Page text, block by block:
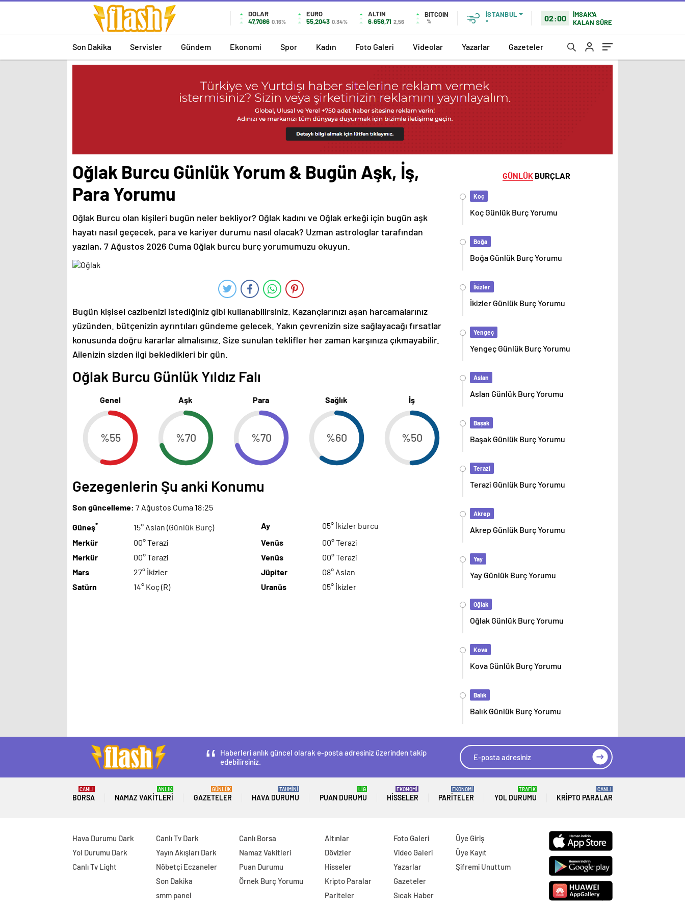
DOLAR
47,7086 0.16%
EURO
55,2043 0.34%
ALTIN
6.658,71 2,56
BITCOIN
%
İSTANBUL
°
02:00
İMSAK'A
KALAN SÜRE
Son Dakika Servisler Gündem Ekonomi Spor Kadın Foto Galeri Videolar Yazarlar Gazeteler
Oğlak Burcu Günlük Yorum & Bugün Aşk, İş,
Para Yorumu
Oğlak Burcu olan kişileri bugün neler bekliyor? Oğlak kadını ve Oğlak erkeği için bugün aşk
hayatı nasıl geçecek, para ve kariyer durumu nasıl olacak? Uzman astrologlar tarafından
yazılan, 7 Ağustos 2026 Cuma Oğlak burcu burç yorumumuzu okuyun.
Bugün kişisel cazibenizi istediğiniz gibi kullanabilirsiniz. Kazançlarınızı aşan harcamalarınız
yüzünden. bütçenizin ayrıntıları gündeme gelecek. Yakın çevrenizin size sağlayacağı fırsatlar
konusunda doğru kararlar almalısınız. Size sunulan teklifler her zaman karşınıza çıkmayabilir.
Ailenizin sizden ilgi bekledikleri bir gün.
Oğlak Burcu Günlük Yıldız Falı
Genel
%55
Aşk
%70
Para
%70
Sağlık
%60
İş
%50
Gezegenlerin Şu anki Konumu
Son güncelleme: 7 Ağustos Cuma 18:25
Güneş* 15° Aslan (Günlük Burç) Ay 05° İkizler burcu
Merkür
00° Terazi Venüs
00° Terazi
Merkür
00° Terazi Venüs
00° Terazi
Mars
27° İkizler Jüpiter
08° Aslan
Satürn
14° Koç (R) Uranüs 05° İkizler
GÜNLÜKBURÇLAR
Koç
Koç Günlük Burç Yorumu
Boğa
Boğa Günlük Burç Yorumu
İkizler
İkizler Günlük Burç Yorumu
Yengeç
Yengeç Günlük Burç Yorumu
Aslan
Aslan Günlük Burç Yorumu
Başak
Başak Günlük Burç Yorumu
Terazi
Terazi Günlük Burç Yorumu
Akrep
Akrep Günlük Burç Yorumu
Yay
Yay Günlük Burç Yorumu
Oğlak
Oğlak Günlük Burç Yorumu
Kova
Kova Günlük Burç Yorumu
Balık
Balık Günlük Burç Yorumu
Haberleri anlık güncel olarak e-posta adresiniz üzerinden takip
edebilirsiniz.
BORSA
CANLI
NAMAZ VAKITLERI
ANLIK
GAZETELER
GÜNLÜK
HAVA DURUMU
TAHMİNİ
PUAN DURUMU
LİG
HISSELER
EKONOMİ
PARITELER
EKONOMİ
YOL DURUMU
TRAFİK
KRIPTO PARALAR
CANLI
Hava Durumu Dark
Yol Durumu Dark
Canlı Tv Light
Canlı Tv Dark
Yayın Akışları Dark
Nöbetçi Eczaneler
Son Dakika
smm panel
Canlı Borsa
Namaz Vakitleri
Puan Durumu
Örnek Burç Yorumu
Altınlar
Dövizler
Hisseler
Kripto Paralar
Pariteler
Foto Galeri
Video Galeri
Yazarlar
Gazeteler
Sıcak Haber
Üye Giriş
Üye Kayıt
Şifremi Unuttum